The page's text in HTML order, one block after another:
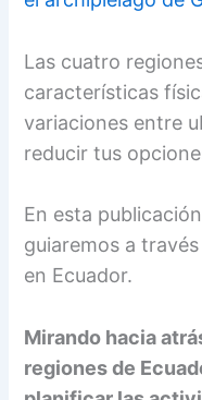
Las cuatro
características
variaciones entre
reducir tus
En esta
guiaremos a
en Ecuador.
Mirando hacia
regiones de